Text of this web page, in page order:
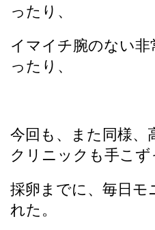
ったり、
イマイチ腕のない
ったり、
今回も、また同様、
クリニックも手こず
採卵までに、毎日モ
れた。